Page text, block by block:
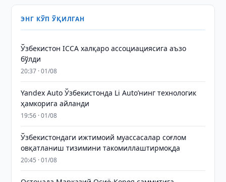
ЭНГ КЎП ЎҚИЛГАН
Ўзбекистон ICCA халқаро ассоциациясига аъзо
бўлди
20:37 · 01/08
Yandex Auto Ўзбекистонда Li Auto’нинг технологик
ҳамкорига айланди
19:56 · 01/08
Ўзбекистондаги ижтимоий муассасалар соғлом
овқатланиш тизимини такомиллаштирмоқда
20:45 · 01/08